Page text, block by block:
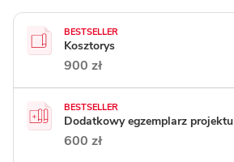
BESTSELLER
Kosztorys
900 zł
BESTSELLER
Dodatkowy egzemplarz projektu
600 zł